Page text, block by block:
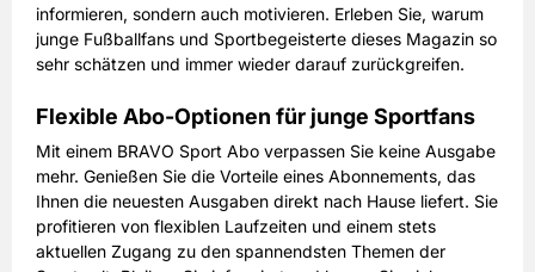
informieren, sondern auch motivieren. Erleben Sie, warum
junge Fußballfans und Sportbegeisterte dieses Magazin so
sehr schätzen und immer wieder darauf zurückgreifen.
Flexible Abo-Optionen für junge Sportfans
Mit einem BRAVO Sport Abo verpassen Sie keine Ausgabe
mehr. Genießen Sie die Vorteile eines Abonnements, das
Ihnen die neuesten Ausgaben direkt nach Hause liefert. Sie
profitieren von flexiblen Laufzeiten und einem stets
aktuellen Zugang zu den spannendsten Themen der